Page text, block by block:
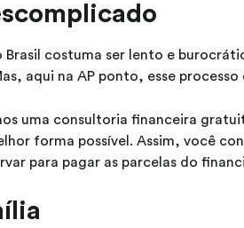
Brasil costuma ser lento e
aqui na AP ponto, esse
uma consultoria financeira
forma possível. Assim, você
para pagar as parcelas do